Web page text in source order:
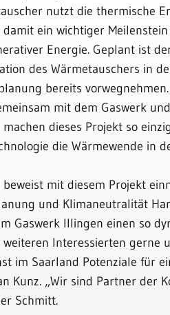
nutzt die thermische
ein wichtiger
Energie. Geplant ist
des Wärmetauschers in
bereits vorwegnehmen.
mit dem Gaswerk
dieses Projekt so
die Wärmewende in
beweist mit diesem Projekt
und Klimaneutralität
Gaswerk Illingen einen so
Interessierten gerne
im Saarland Potenziale für
Kunz. „Wir sind Partner der
Schmitt.